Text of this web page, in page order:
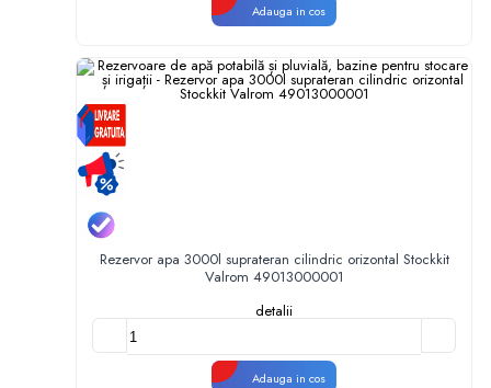
Adauga in cos
Rezervor apa 3000l suprateran cilindric orizontal Stockkit
Valrom 49013000001
detalii
Adauga in cos